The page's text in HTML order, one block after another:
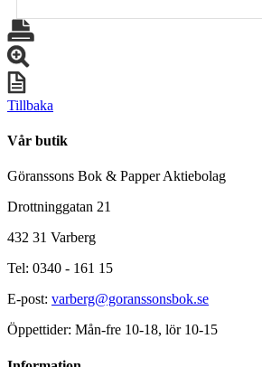
Tillbaka
Vår butik
Göranssons Bok & Papper Aktiebolag
Drottninggatan 21
432 31 Varberg
Tel: 0340 - 161 15
E-post: varberg@goranssonsbok.se
Öppettider: Mån-fre 10-18, lör 10-15